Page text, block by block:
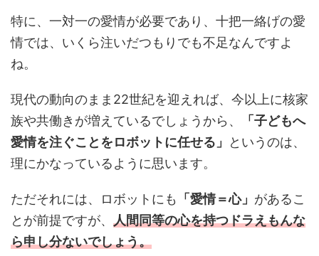
特に、一対一の愛情が必要であり、十把一絡げの愛
情では、いくら注いだつもりでも不足なんですよ
ね。
現代の動向のまま22世紀を迎えれば、今以上に核家
族や共働きが増えているでしょうから、
「子どもへ
愛情を注ぐことをロボットに任せる」
というのは、
理にかなっているように思います。
ただそれには、ロボットにも 「愛情＝心」 があるこ
とが前提ですが、 人間同等の心を持つドラえもんな
ら申し分ないでしょう。